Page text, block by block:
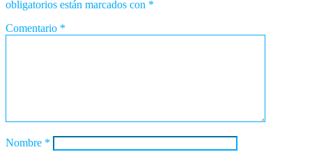
obligatorios están marcados con *
Comentario *
Nombre *